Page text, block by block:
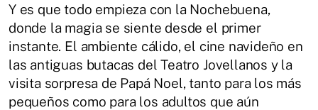
Y es que todo empieza con la Nochebuena,
donde la magia se siente desde el primer
instante. El ambiente cálido, el cine navideño en
las antiguas butacas del Teatro Jovellanos y la
visita sorpresa de Papá Noel, tanto para los más
pequeños como para los adultos que aún